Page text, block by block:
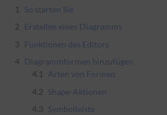
1
So starten Sie
2 Erstellen eines Diagramms
3 Funktionen des Editors
4 Diagrammformen hinzufügen
4.1
Arten von Formen
4.2 Shape-Aktionen
4.3 Symbolleiste